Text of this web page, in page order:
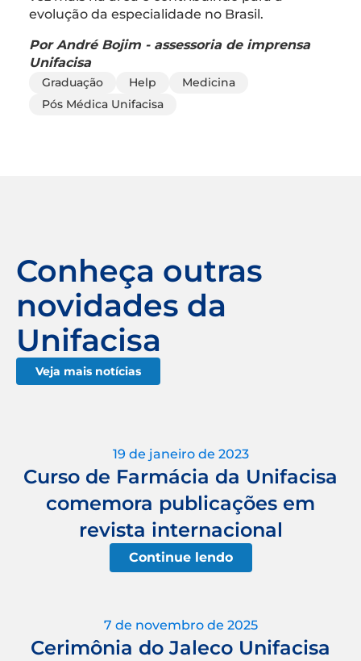
evolução da especialidade no Brasil.
Por André Bojim - assessoria de imprensa
Unifacisa
Graduação Help
Medicina
Pós Médica Unifacisa
Conheça outras
novidades da
Unifacisa
Veja mais notícias
19 de janeiro de 2023
Curso de Farmácia da Unifacisa
comemora publicações em
revista internacional
Continue lendo
7 de novembro de 2025
Cerimônia do Jaleco Unifacisa